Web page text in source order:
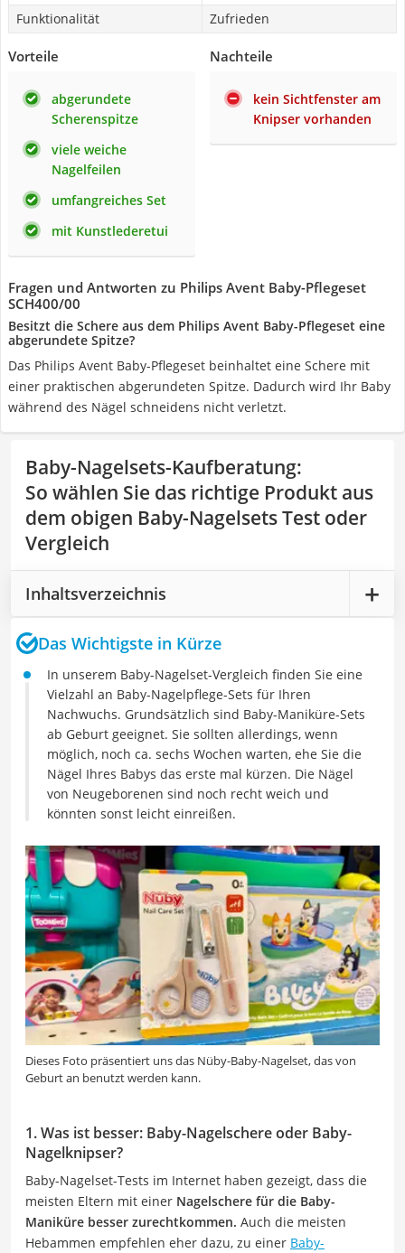
Funktionalität
Zufrieden
Vorteile
abgerundete
Scherenspitze
viele weiche
Nagelfeilen
umfangreiches Set
mit Kunstlederetui
Nachteile
kein Sichtfenster am
Knipser vorhanden
Fragen und Antworten zu Philips Avent Baby-Pflegeset
SCH400/00
Besitzt die Schere aus dem Philips Avent Baby-Pflegeset eine
abgerundete Spitze?
Das Philips Avent Baby-Pflegeset beinhaltet eine Schere mit
einer praktischen abgerundeten Spitze. Dadurch wird Ihr Baby
während des Nägel schneidens nicht verletzt.
Baby-Nagelsets-Kaufberatung:
So wählen Sie das richtige Produkt aus
dem obigen Baby-Nagelsets Test oder
Vergleich
Inhaltsverzeichnis
Das Wichtigste in Kürze
In unserem Baby-Nagelset-Vergleich finden Sie eine
Vielzahl an Baby-Nagelpflege-Sets für Ihren
Nachwuchs. Grundsätzlich sind Baby-Maniküre-Sets
ab Geburt geeignet. Sie sollten allerdings, wenn
möglich, noch ca. sechs Wochen warten, ehe Sie die
Nägel Ihres Babys das erste mal kürzen. Die Nägel
von Neugeborenen sind noch recht weich und
könnten sonst leicht einreißen.
Dieses Foto präsentiert uns das Nüby-Baby-Nagelset, das von
Geburt an benutzt werden kann.
1. Was ist besser: Baby-Nagelschere oder Baby-
Nagelknipser?
Baby-Nagelset-Tests im Internet haben gezeigt, dass die
meisten Eltern mit einer Nagelschere für die Baby-
Maniküre besser zurechtkommen. Auch die meisten
Hebammen empfehlen eher dazu, zu einer Baby-